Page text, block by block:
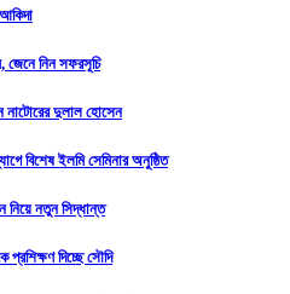
জেনে নিন সফরসূচি
নাটোরের দুলাল হোসেন
বিশেষ ইলমি সেমিনার অনুষ্ঠিত
নিয়ে নতুন সিদ্ধান্ত
প্রশিক্ষণ দিচ্ছে সৌদি